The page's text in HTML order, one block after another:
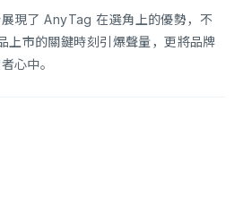
現了 AnyTag 在選角上的優勢，不
上市的關鍵時刻引爆聲量，更將品牌
心中。